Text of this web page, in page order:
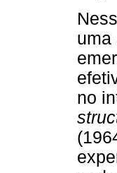
uma
no